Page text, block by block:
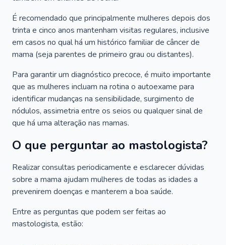
É recomendado que principalmente mulheres depois dos
trinta e cinco anos mantenham visitas regulares, inclusive
em casos no qual há um histórico familiar de câncer de
mama (seja parentes de primeiro grau ou distantes).
Para garantir um diagnóstico precoce, é muito importante
que as mulheres incluam na rotina o autoexame para
identificar mudanças na sensibilidade, surgimento de
nódulos, assimetria entre os seios ou qualquer sinal de
que há uma alteração nas mamas.
O que perguntar ao mastologista?
Realizar consultas periodicamente e esclarecer dúvidas
sobre a mama ajudam mulheres de todas as idades a
prevenirem doenças e manterem a boa saúde.
Entre as perguntas que podem ser feitas ao
mastologista, estão: